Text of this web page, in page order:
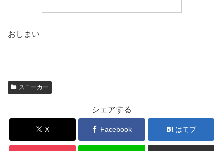
おしまい
スニーカー
シェアする
X Facebook はてブ